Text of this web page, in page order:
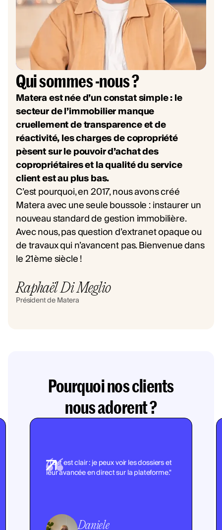
Qui sommes -nous ?
Matera est née d’un constat simple : le
secteur de l’immobilier manque
cruellement de transparence et de
réactivité, les charges de copropriété
pèsent sur le pouvoir d’achat des
copropriétaires et la qualité du service
client est au plus bas.
C’est pourquoi, en 2017, nous avons créé
Matera avec une seule boussole : instaurer un
nouveau standard de gestion immobilière.
Avec nous, pas question d’extranet opaque ou
de travaux qui n’avancent pas. Bienvenue dans
le 21ème siècle !
Raphaël Di Meglio
Président de Matera
Pourquoi nos clients
nous adorent ?
"Tout est clair : je peux voir les dossiers et
leur avancée en direct sur la plateforme."
Daniele